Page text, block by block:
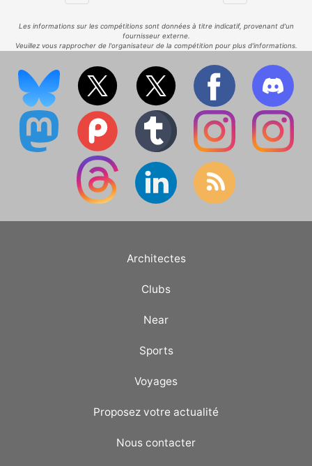
Les informations sur les compétitions sont données à titre indicatif, provenant d'un
fournisseur externe.
Veuillez vous rapprocher de l'organisateur de la compétition pour plus d'informations.
Architectes
Clubs
Near
Sports
Voyages
Proposez votre actualité
Nous contacter